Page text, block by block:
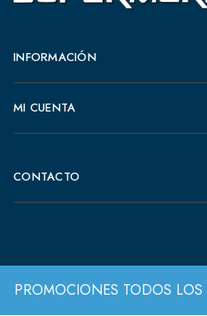
PROMOCIONES TODOS LOS
INFORMACIÓN
MI CUENTA
CONTACTO
© 2022 Todos los